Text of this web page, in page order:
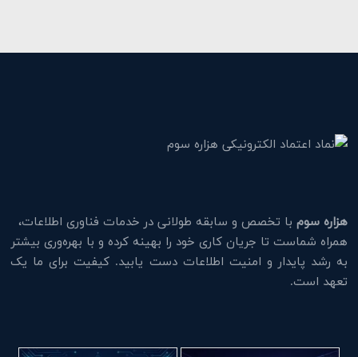
هزاره سوم با تخصص و سابقه طولانی در خدمات فناوری اطلاعات،
همراه شماست تا جریان کاری خود را بهینه کرده و با بهره‌وری بیشتر
به رشد پایدار و امنیت اطلاعات دست یابید. کیفیت برای ما یک
تعهد است.